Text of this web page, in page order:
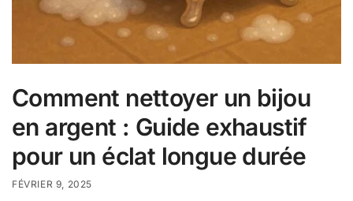
Comment nettoyer un bijou
en argent : Guide exhaustif
pour un éclat longue durée
FÉVRIER 9, 2025